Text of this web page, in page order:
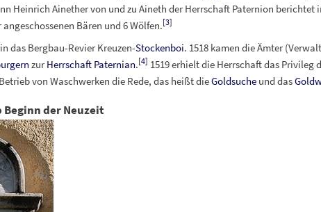
Heinrich Ainether von und zu Aineth der Herrschaft Paternion berichtet
Bären und 6 Wölfen.[3]
das Bergbau-Revier Kreuzen-Stockenboi. 1518 kamen die Ämter
zurHerrschaft Paternian.[4] 1519 erhielt die Herrschaft das Privileg
von Waschwerken die Rede, das heißt dieGoldsucheund das
Beginn der Neuzeit